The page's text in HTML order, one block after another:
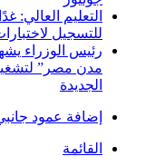
التعليم
للتسجيل
رئيس الوزراء
مدن مصر”
الجديدة
إضافة عمود
القائمة